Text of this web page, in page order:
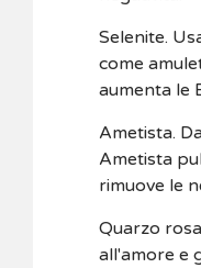
Selenite.
come
aumenta le
Ametista.
Ametista
rimuove le
Quarzo
all'amore e